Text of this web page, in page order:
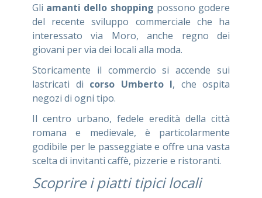
Gli amanti dello shopping possono godere
del recente sviluppo commerciale che ha
interessato via Moro, anche regno dei
giovani per via dei locali alla moda.
Storicamente il commercio si accende sui
lastricati di corso Umberto I, che ospita
negozi di ogni tipo.
Il centro urbano, fedele eredità della città
romana e medievale, è particolarmente
godibile per le passeggiate e offre una vasta
scelta di invitanti caffè, pizzerie e ristoranti.
Scoprire i piatti tipici locali